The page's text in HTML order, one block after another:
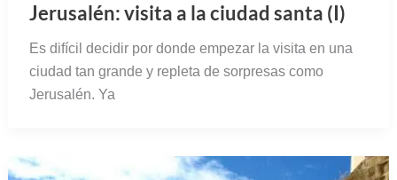
Jerusalén: visita a la ciudad santa (I)
Es difícil decidir por donde empezar la visita en una
ciudad tan grande y repleta de sorpresas como
Jerusalén. Ya